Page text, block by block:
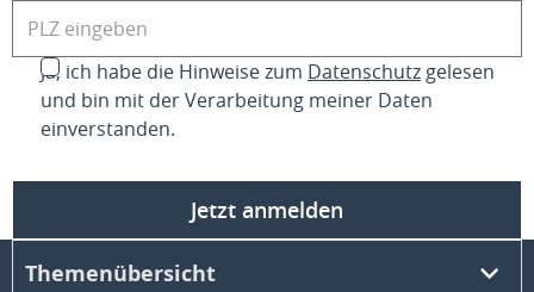
Ja, ich habe die Hinweise zum Datenschutz gelesen
und bin mit der Verarbeitung meiner Daten
einverstanden.
Jetzt anmelden
Themenübersicht